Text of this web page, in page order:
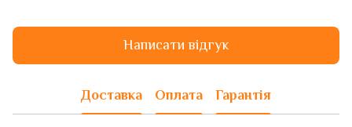
Написати відгук
Доставка Оплата Гарантія